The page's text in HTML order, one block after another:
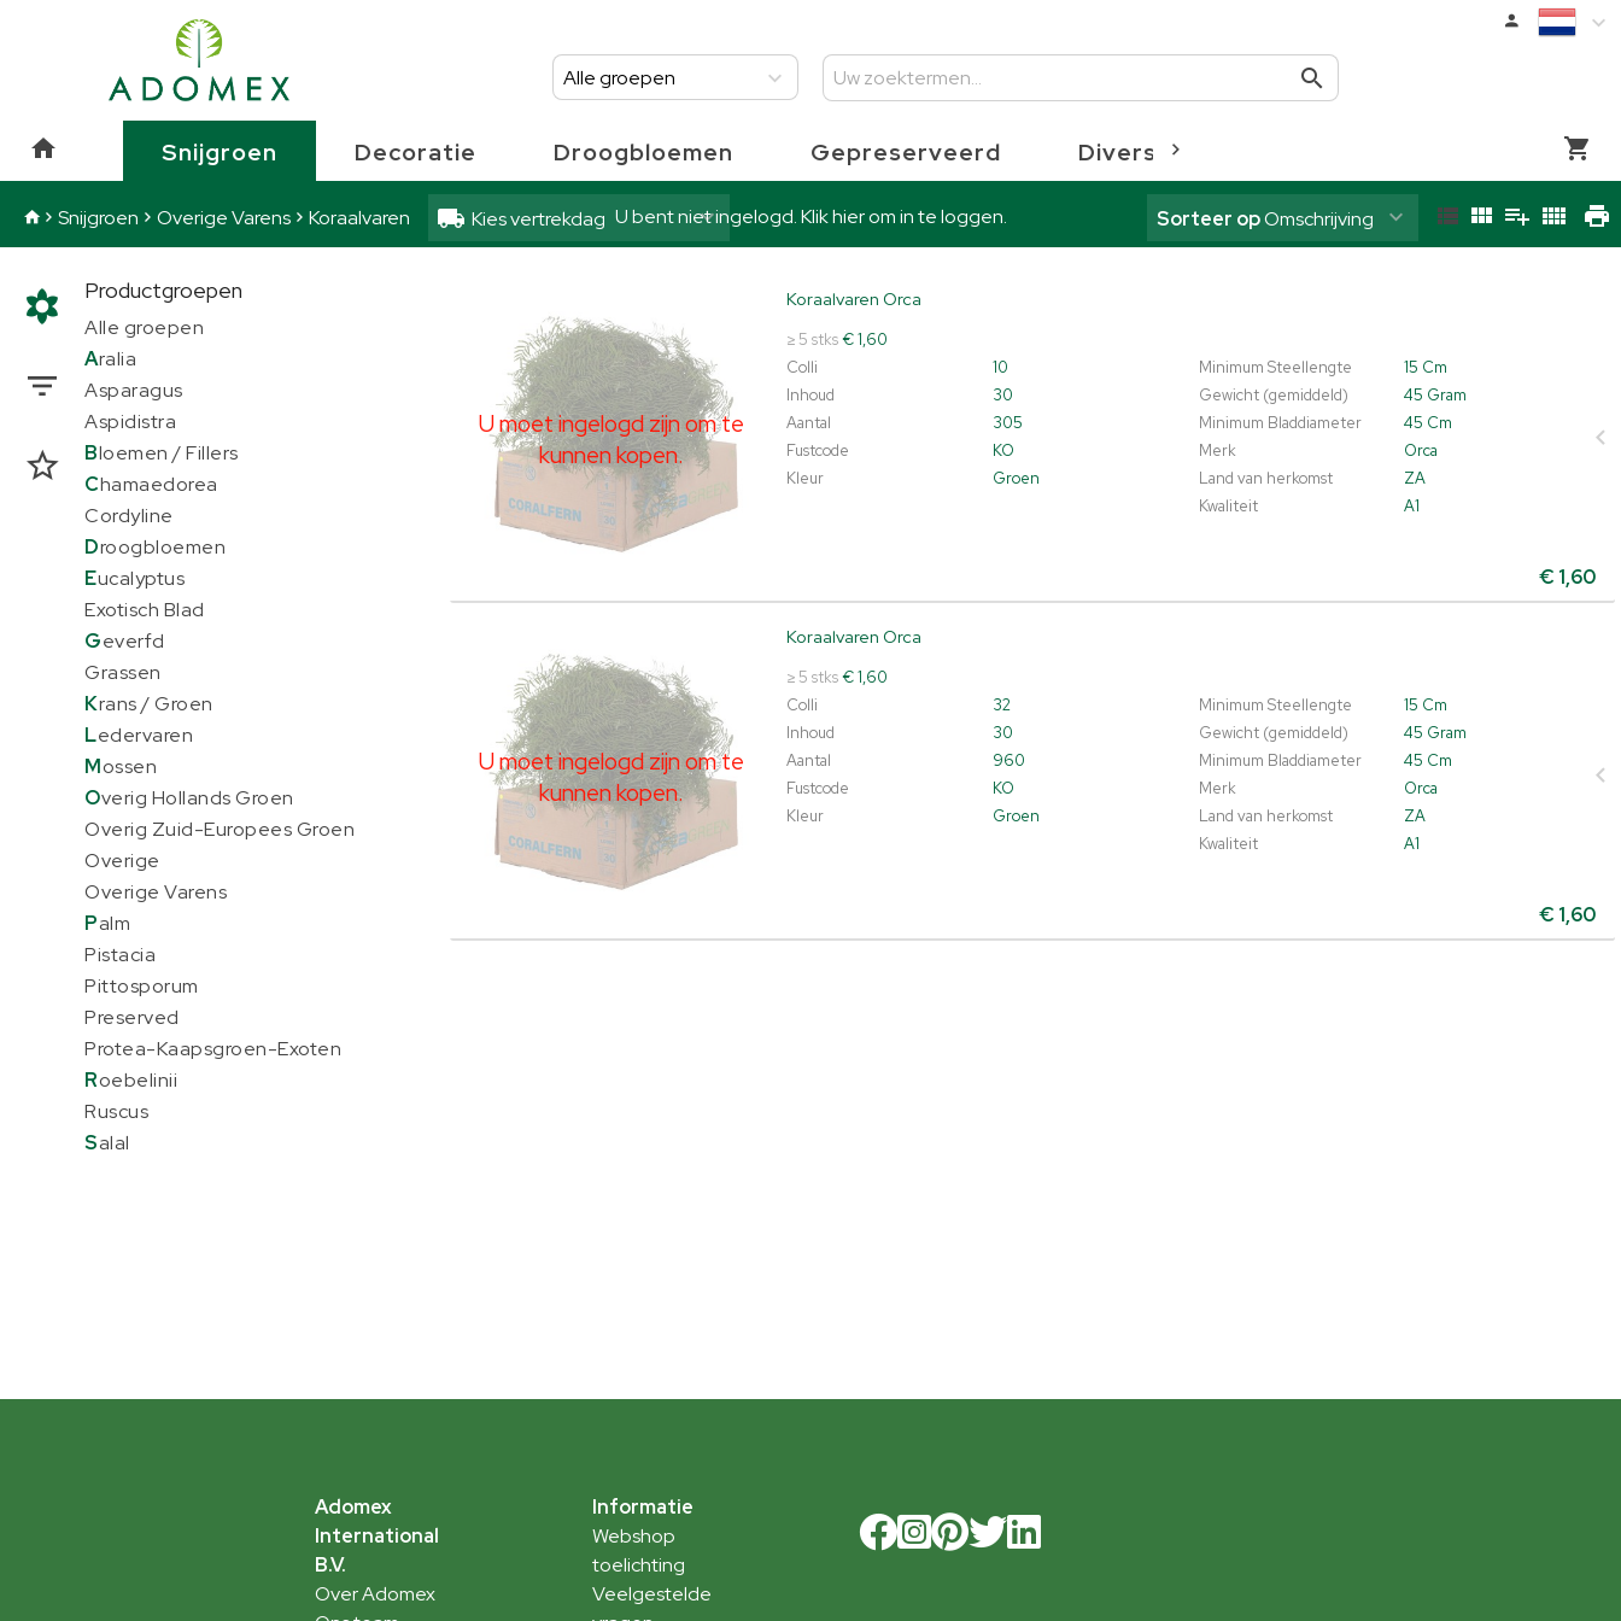
Alle groepen
Snijgroen Decoratie Droogbloemen Gepreserveerd Diversen
Snijgroen
Overige Varens
Snijgroen Overige Varens Koraalvaren Kies vertrekdag U bent niet ingelogd. Klik hier om in te loggen. Sorteer opOmschrijving
Productgroepen
Alle groepen
Aralia
Asparagus
Aspidistra
Bloemen / Fillers
Chamaedorea
Cordyline
Droogbloemen
Eucalyptus
Exotisch Blad
Geverfd
Grassen
Krans / Groen
Ledervaren
Mossen
Overig Hollands Groen
Overig Zuid-Europees Groen
Overige
Overige Varens
Palm
Pistacia
Pittosporum
Preserved
Protea-Kaapsgroen-Exoten
Roebelinii
Ruscus
Salal
U moet ingelogd zijn om te
kunnen kopen.
Koraalvaren Orca
≥ 5 stks€ 1,60
Colli
10 Minimum Steellengte
15 Cm
Inhoud
30 Gewicht (gemiddeld)
45 Gram
Aantal
305 Minimum Bladdiameter
45 Cm
Fustcode
KO Merk
Orca
Kleur
Groen Land van herkomst
ZA
Kwaliteit
A1
€ 1,60
U moet ingelogd zijn om te kunnen kopen.Klik hier om in te loggen.
U moet ingelogd zijn om te
kunnen kopen.
Koraalvaren Orca
≥ 5 stks€ 1,60
Colli
32 Minimum Steellengte
15 Cm
Inhoud
30 Gewicht (gemiddeld)
45 Gram
Aantal
960 Minimum Bladdiameter
45 Cm
Fustcode
KO Merk
Orca
Kleur
Groen Land van herkomst
ZA
Kwaliteit
A1
€ 1,60
U moet ingelogd zijn om te kunnen kopen.Klik hier om in te loggen.
Adomex
International
B.V.
Over Adomex
Informatie
Webshop
toelichting
Veelgestelde